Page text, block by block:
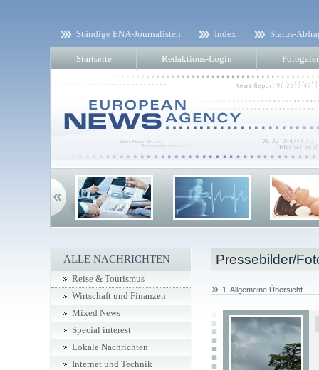
Ständige ENA-Journalisten Index Status-
Startseite Redaktions-Login
Pressebilder/
1. Allgemeine Übersicht
ALLE NACHRICHTEN
Reise & Tourismus
Wirtschaft und Finanzen
Mixed News
Special interest
Lokale Nachrichten
Internet und Technik